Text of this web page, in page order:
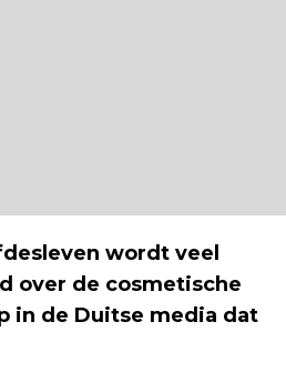
wordt veel
over de cosmetische
in de Duitse media dat